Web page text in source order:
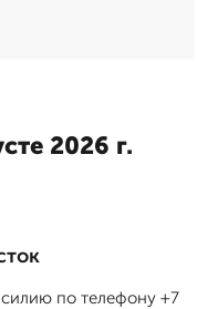
2026 г.
по телефону +7